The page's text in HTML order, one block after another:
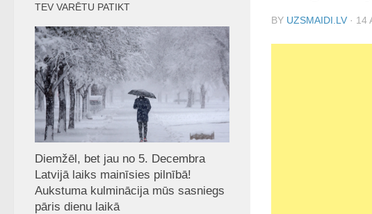
BY UZSMAIDI.LV · 14
TEV VARĒTU PATIKT
Diemžēl, bet jau no 5. Decembra
Latvijā laiks mainīsies pilnībā!
Aukstuma kulminācija mūs sasniegs
pāris dienu laikā